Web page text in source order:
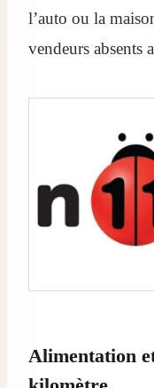
l’auto ou la
vendeurs absents
Alimentation